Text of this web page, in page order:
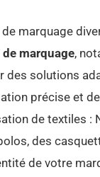
marquage
marquage,
des solutions
précise et
de textiles :
des
de votre